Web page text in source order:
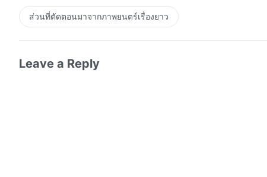
พินาศ นี่คือการตักเตือนเพียงครั้งเดียวของเราต่อเจ้าทุกคน
ส่วนที่ตัดตอนมาจากภาพยนตร์เรื่องยาว
Leave a Reply